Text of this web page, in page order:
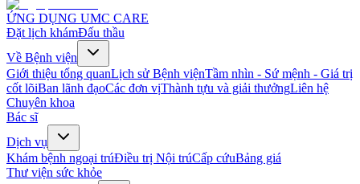
ỨNG DỤNG UMC CARE
Đặt lịch khámĐấu thầu
Về Bệnh viện
Giới thiệu tổng quanLịch sử Bệnh việnTầm nhìn - Sứ mệnh - Giá trị
cốt lõiBan lãnh đạoCác đơn vịThành tựu và giải thưởngLiên hệ
Chuyên khoa
Bác sĩ
Dịch vụ
Khám bệnh ngoại trúĐiều trị Nội trúCấp cứuBảng giá
Thư viện sức khỏe